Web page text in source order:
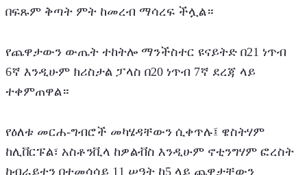
በፍጹም ቅጣት ምት ከመረብ ማሳረፍ ችሏል።
የጨዋታውን ውጤት ተከትሎ ማንችስተር ዩናይትድ በ21 ነጥብ
6ኛ እንዲሁም ክሪስታል ፓላስ በ20 ነጥብ 7ኛ ደረጃ ላይ
ተቀምጠዋል።
የዕለቱ መርሐ-ግብሮች መካሄዳቸውን ሲቀጥሉ፤ ዌስትሃም
ከሊቨርፑል፣ አስቶንቪላ ከዎልቭስ እንዲሁም ኖቲንግሃም ፎረስት
ከብራይተን በተመሳሳይ 11 ሠዓት ከ5 ላይ ጨዋታቸውን